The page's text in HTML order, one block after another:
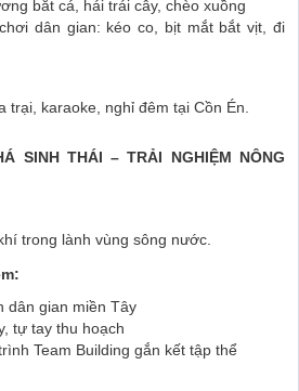
bắt cá, hái trái cây, chèo xuồng
dân gian: kéo co, bịt mắt bắt vịt, đi
trại, karaoke, nghỉ đêm tại Cồn Én.
SINH THÁI – TRẢI NGHIỆM NÔNG
trong lành vùng sông nước.
dân gian miền Tây
tự tay thu hoạch
Team Building gắn kết tập thể